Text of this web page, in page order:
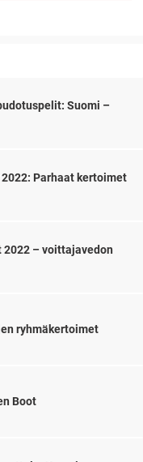
Suomi –
2022: Parhaat kertoimet
– voittajavedon
ryhmäkertoimet
Boot